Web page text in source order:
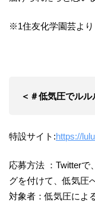
※1住友化学園芸よ
＜＃低気圧でル
特設サイト:https://
応募方法 ：Twitterで
グを付けて、低気圧
対象者：低気圧によ